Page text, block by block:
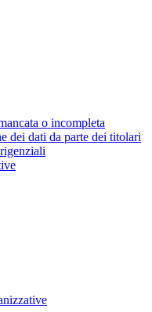
o incompleta
dei dati da parte dei titolari